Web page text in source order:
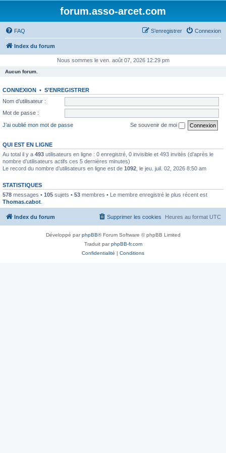
forum.asso-arcet.com
FAQ Connexion
S’enregistrer
Index du forum
Nous sommes le ven. août 07, 2026 12:29 pm
Aucun forum.
CONNEXION • S’ENREGISTRER
Nom d’utilisateur :
Mot de passe :
J’ai oublié mon mot de passe
Se souvenir de moi
QUI EST EN LIGNE
Au total il y a 493 utilisateurs en ligne : 0 enregistré, 0 invisible et 493 invités (d’après le
nombre d’utilisateurs actifs ces 5 dernières minutes)
Le record du nombre d’utilisateurs en ligne est de 1092 , le jeu. juil. 02, 2026 8:50 am
STATISTIQUES
578 messages • 105 sujets • 53 membres • Le membre enregistré le plus récent est
Thomas.cabot
Index du forum Heures au format UTC
Supprimer les cookies
Développé parphpBB® Forum Software © phpBB Limited
Traduit parphpBB-fr.com
Confidentialité | Conditions